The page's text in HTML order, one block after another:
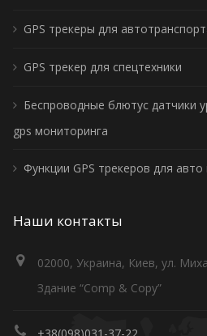
GPS трекеры для
GPS трекер для спецтехники
Беспроводные блютус датчики
gps мониторинга
Функции GPS трекеров для авто
Наши контакты
02000, Украина, Киев, ул.
Здание “Comp & Copy”